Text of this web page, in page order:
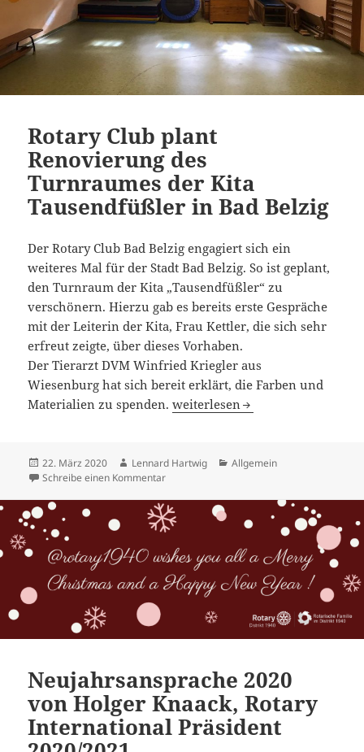
Rotary Club plant
Renovierung des
Turnraumes der Kita
Tausendfüßler in Bad Belzig
Der Rotary Club Bad Belzig engagiert sich ein
weiteres Mal für der Stadt Bad Belzig. So ist geplant,
den Turnraum der Kita „Tausendfüßler“ zu
verschönern. Hierzu gab es bereits erste Gespräche
mit der Leiterin der Kita, Frau Kettler, die sich sehr
erfreut zeigte, über dieses Vorhaben.
Der Tierarzt DVM Winfried Kriegler aus
Wiesenburg hat sich bereit erklärt, die Farben und
Materialien zu spenden.Rotary Club plant Renovierung
weiterlesen
Veröffentlicht
am
22. März 2020 Autor
Lennard Hartwig Kategorien
Allgemein
Schreibe einen Kommentarzu Rotary Club plant Renovierung des
Neujahrsansprache 2020
von Holger Knaack, Rotary
International Präsident